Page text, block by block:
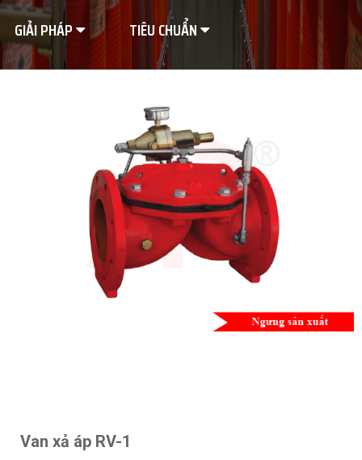
GIẢI PHÁP
TIÊU CHUẨN
Van xả áp RV-1